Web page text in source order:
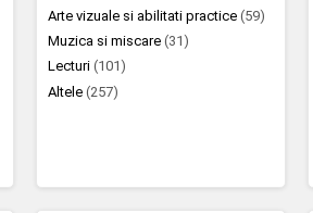
Arte vizuale si abilitati practice(59)
Muzica si miscare(31)
Lecturi(101)
Altele(257)